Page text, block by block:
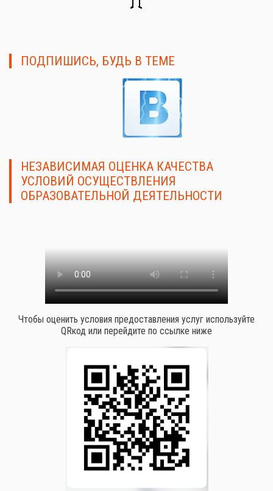
ПОДПИШИСЬ, БУДЬ В ТЕМЕ
НЕЗАВИСИМАЯ ОЦЕНКА КАЧЕСТВА
УСЛОВИЙ ОСУЩЕСТВЛЕНИЯ
ОБРАЗОВАТЕЛЬНОЙ ДЕЯТЕЛЬНОСТИ
Чтобы оценить условия предоставления услуг используйте
QRкод или перейдите по ссылке ниже